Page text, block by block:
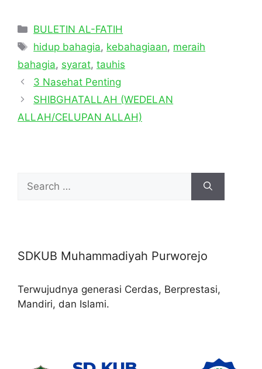
Categories
BULETIN AL-FATIH
Tags
hidup bahagia, kebahagiaan, meraih
bahagia, syarat, tauhis
3 Nasehat Penting
SHIBGHATALLAH (WEDELAN
ALLAH/CELUPAN ALLAH)
for:
SDKUB Muhammadiyah Purworejo
Terwujudnya generasi Cerdas, Berprestasi,
Mandiri, dan Islami.